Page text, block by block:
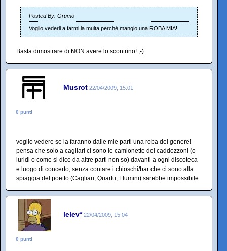
Posted By: Grumo
Voglio vederli a farmi la multa perché mangio una ROBA MIA!
Basta dimostrare di NON avere lo scontrino! ;-)
Musrot 22/04/2009, 15:01
0 punti
voglio vedere se la faranno dalle mie parti una roba del genere!
pensa che solo a cagliari ci sono le camionette dei caddozzoni (o
luridi o come si dice da altre parti non so) davanti a ogni discoteca
e luogo di concerto, senza contare i chioschi/bar che ci sono alla
spiaggia del poetto (Cagliari, Quartu, Flumini) sarebbe impossibile
lelev* 22/04/2009, 15:04
0 punti